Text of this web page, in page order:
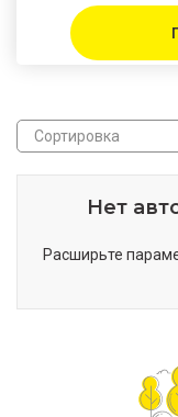
Сортировка
Нет
Расширьте